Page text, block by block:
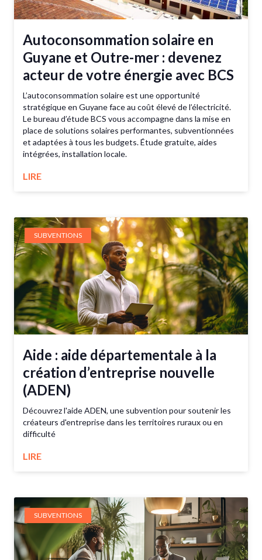
Autoconsommation solaire en
Guyane et Outre-mer : devenez
acteur de votre énergie avec BCS
L’autoconsommation solaire est une opportunité
stratégique en Guyane face au coût élevé de l’électricité.
Le bureau d’étude BCS vous accompagne dans la mise en
place de solutions solaires performantes, subventionnées
et adaptées à tous les budgets. Étude gratuite, aides
intégrées, installation locale.
LIRE
SUBVENTIONS
Aide : aide départementale à la
création d’entreprise nouvelle
(ADEN)
Découvrez l'aide ADEN, une subvention pour soutenir les
créateurs d'entreprise dans les territoires ruraux ou en
difficulté
LIRE
SUBVENTIONS